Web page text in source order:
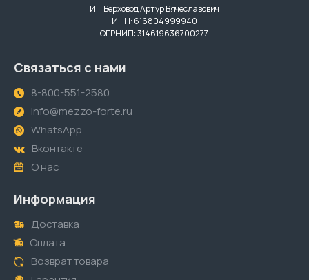
ИП Верховод Артур Вячеславович
ИНН: 616804999940
ОГРНИП: 314619636700277
Связаться с нами
8-800-551-2580
info@mezzo-forte.ru
WhatsApp
Вконтакте
О нас
Информация
Доставка
Оплата
Возврат товара